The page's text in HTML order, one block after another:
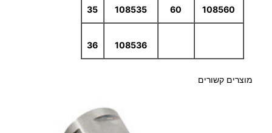
108560
60
108535
35
108536
36
מוצרים קשורים